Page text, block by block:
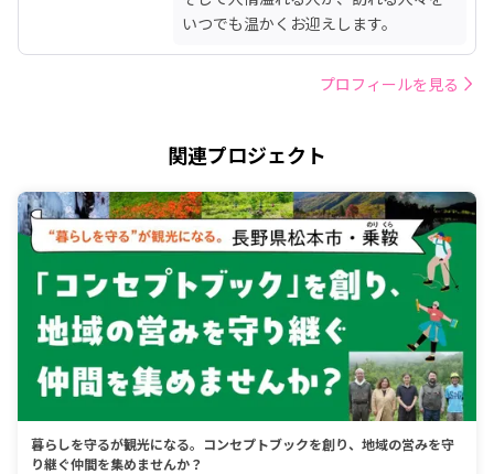
いつでも温かくお迎えします。
プロフィールを見る
関連プロジェクト
暮らしを守るが観光になる。コンセプトブックを創り、地域の営みを守
り継ぐ仲間を集めませんか？